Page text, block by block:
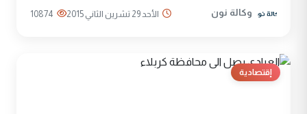
وكالة نون الأحد 29 تشرين الثاني 2015 10874
إقتصادية